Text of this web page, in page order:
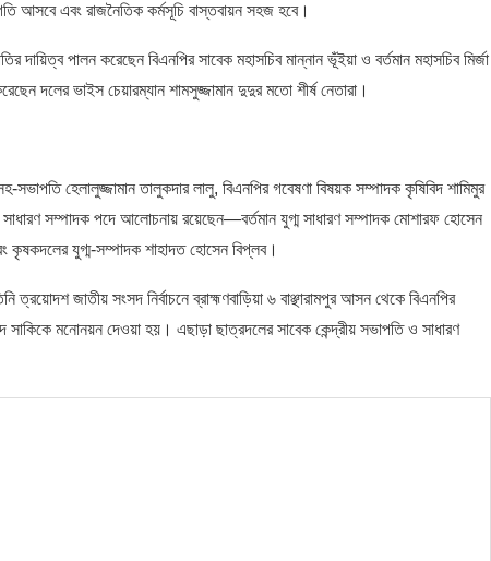
গতি আসবে এবং রাজনৈতিক কর্মসূচি বাস্তবায়ন সহজ হবে।
পালন করেছেন বিএনপির সাবেক মহাসচিব মান্নান ভূঁইয়া ও বর্তমান মহাসচিব মির্জা
দলের ভাইস চেয়ারম্যান শামসুজ্জামান দুদুর মতো শীর্ষ নেতারা।
হেলালুজ্জামান তালুকদার লালু, বিএনপির গবেষণা বিষয়ক সম্পাদক কৃষিবিদ শামিমুর
সাধারণ সম্পাদক পদে আলোচনায় রয়েছেন—বর্তমান যুগ্ম সাধারণ সম্পাদক মোশারফ হোসেন
কৃষকদলের যুগ্ম-সম্পাদক শাহাদত হোসেন বিপ্লব।
জাতীয় সংসদ নির্বাচনে ব্রাহ্মণবাড়িয়া ৬ বাঞ্ছারামপুর আসন থেকে বিএনপির
মনোনয়ন দেওয়া হয়। এছাড়া ছাত্রদলের সাবেক কেন্দ্রীয় সভাপতি ও সাধারণ